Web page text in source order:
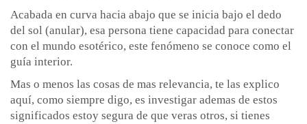
Acabada en curva hacia abajo que se inicia bajo el dedo
del sol (anular), esa persona tiene capacidad para conectar
con el mundo esotérico, este fenómeno se conoce como el
guía interior.
Mas o menos las cosas de mas relevancia, te las explico
aquí, como siempre digo, es investigar ademas de estos
significados estoy segura de que veras otros, si tienes